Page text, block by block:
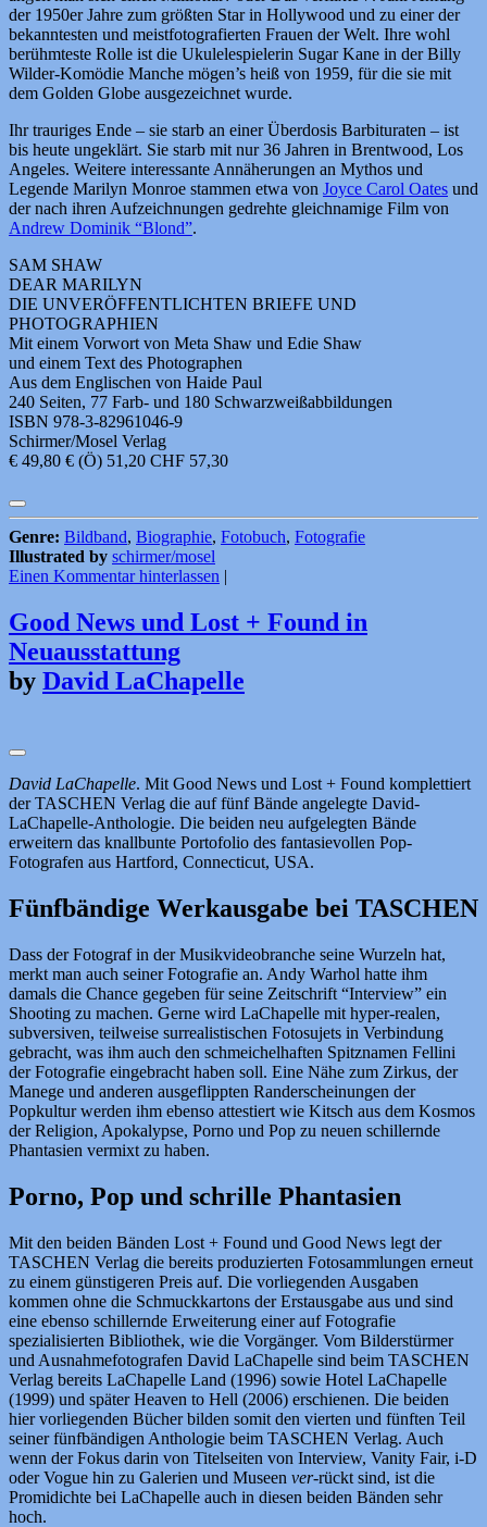
der 1950er Jahre zum größten Star in Hollywood und zu einer der
bekanntesten und meistfotografierten Frauen der Welt. Ihre wohl
berühmteste Rolle ist die Ukulelespielerin Sugar Kane in der Billy
Wilder-Komödie Manche mögen’s heiß von 1959, für die sie mit
dem Golden Globe ausgezeichnet wurde.
Ihr trauriges Ende – sie starb an einer Überdosis Barbituraten – ist
bis heute ungeklärt. Sie starb mit nur 36 Jahren in Brentwood, Los
Angeles. Weitere interessante Annäherungen an Mythos und
Legende Marilyn Monroe stammen etwa von Joyce Carol Oates und
der nach ihren Aufzeichnungen gedrehte gleichnamige Film von
Andrew Dominik “Blond”.
SAM SHAW
DEAR MARILYN
DIE UNVERÖFFENTLICHTEN BRIEFE UND
PHOTOGRAPHIEN
Mit einem Vorwort von Meta Shaw und Edie Shaw
und einem Text des Photographen
Aus dem Englischen von Haide Paul
240 Seiten, 77 Farb- und 180 Schwarzweißabbildungen
ISBN 978-3-82961046-9
Schirmer/Mosel Verlag
€ 49,80 € (Ö) 51,20 CHF 57,30
Genre: Bildband, Biographie, Fotobuch, Fotografie
Illustrated by schirmer/mosel
Einen Kommentar hinterlassen |
Good News und Lost + Found in
Neuausstattung
by David LaChapelle
David LaChapelle. Mit Good News und Lost + Found komplettiert
der TASCHEN Verlag die auf fünf Bände angelegte David-
LaChapelle-Anthologie. Die beiden neu aufgelegten Bände
erweitern das knallbunte Portofolio des fantasievollen Pop-
Fotografen aus Hartford, Connecticut, USA.
Fünfbändige Werkausgabe bei TASCHEN
Dass der Fotograf in der Musikvideobranche seine Wurzeln hat,
merkt man auch seiner Fotografie an. Andy Warhol hatte ihm
damals die Chance gegeben für seine Zeitschrift “Interview” ein
Shooting zu machen. Gerne wird LaChapelle mit hyper-realen,
subversiven, teilweise surrealistischen Fotosujets in Verbindung
gebracht, was ihm auch den schmeichelhaften Spitznamen Fellini
der Fotografie eingebracht haben soll. Eine Nähe zum Zirkus, der
Manege und anderen ausgeflippten Randerscheinungen der
Popkultur werden ihm ebenso attestiert wie Kitsch aus dem Kosmos
der Religion, Apokalypse, Porno und Pop zu neuen schillernde
Phantasien vermixt zu haben.
Porno, Pop und schrille Phantasien
Mit den beiden Bänden Lost + Found und Good News legt der
TASCHEN Verlag die bereits produzierten Fotosammlungen erneut
zu einem günstigeren Preis auf. Die vorliegenden Ausgaben
kommen ohne die Schmuckkartons der Erstausgabe aus und sind
eine ebenso schillernde Erweiterung einer auf Fotografie
spezialisierten Bibliothek, wie die Vorgänger. Vom Bilderstürmer
und Ausnahmefotografen David LaChapelle sind beim TASCHEN
Verlag bereits LaChapelle Land (1996) sowie Hotel LaChapelle
(1999) und später Heaven to Hell (2006) erschienen. Die beiden
hier vorliegenden Bücher bilden somit den vierten und fünften Teil
seiner fünfbändigen Anthologie beim TASCHEN Verlag. Auch
wenn der Fokus darin von Titelseiten von Interview, Vanity Fair, i-D
oder Vogue hin zu Galerien und Museen ver-rückt sind, ist die
Promidichte bei LaChapelle auch in diesen beiden Bänden sehr
hoch.